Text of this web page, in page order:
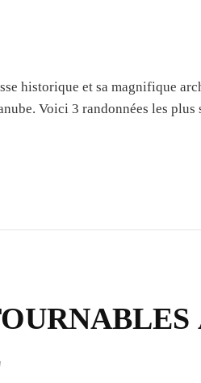
historique et sa magnifique
Voici 3 randonnées les